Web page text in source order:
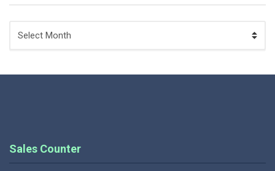
Sales Counter